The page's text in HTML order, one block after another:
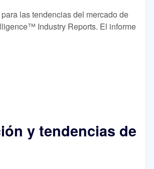
las tendencias del mercado de
Industry Reports. El informe
y tendencias de